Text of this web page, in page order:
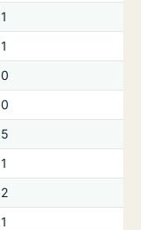
1
1
0
0
5
1
2
1